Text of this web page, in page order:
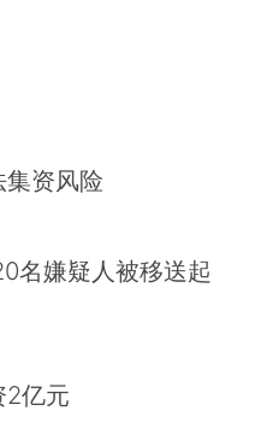
资风险
名嫌疑人被移送起
2亿元